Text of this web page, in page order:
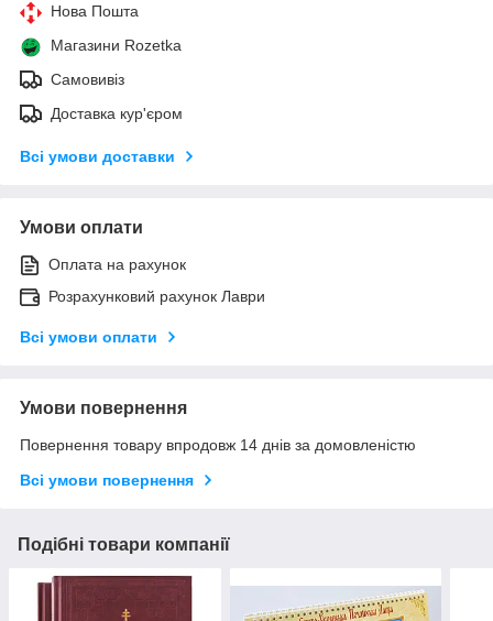
Нова Пошта
Магазини Rozetka
Самовивіз
Доставка кур'єром
Всі умови доставки
Умови оплати
Оплата на рахунок
Розрахунковий рахунок Лаври
Всі умови оплати
Умови повернення
Повернення товару впродовж 14 днів за домовленістю
Всі умови повернення
Подібні товари компанії